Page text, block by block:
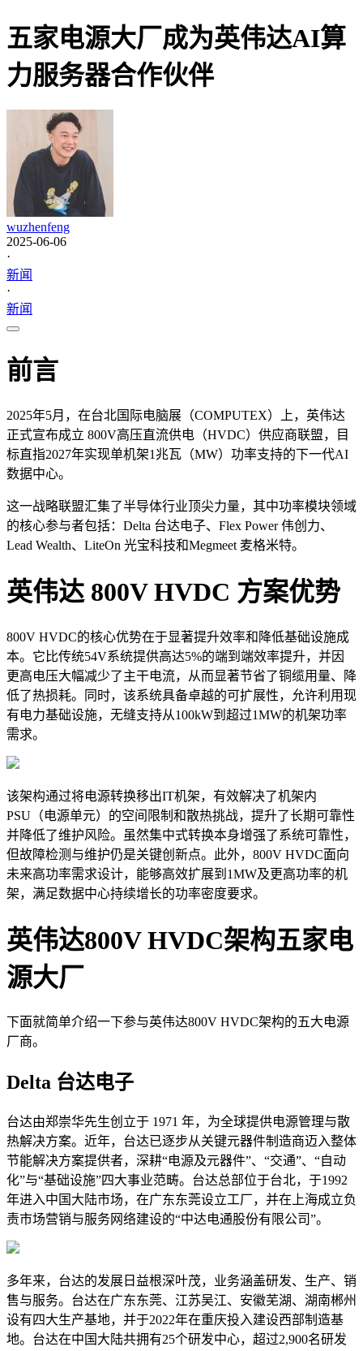
五家电源大厂成为英伟达AI算
力服务器合作伙伴
wuzhenfeng
2025-06-06
·
新闻
·
新闻
前言
2025年5月，在台北国际电脑展（COMPUTEX）上，英伟达
正式宣布成立 800V高压直流供电（HVDC）供应商联盟，目
标直指2027年实现单机架1兆瓦（MW）功率支持的下一代AI
数据中心。
这一战略联盟汇集了半导体行业顶尖力量，其中功率模块领域
的核心参与者包括：Delta 台达电子、Flex Power 伟创力、
Lead Wealth、LiteOn 光宝科技和Megmeet 麦格米特。
英伟达 800V HVDC 方案优势
800V HVDC的核心优势在于显著提升效率和降低基础设施成
本。它比传统54V系统提供高达5%的端到端效率提升，并因
更高电压大幅减少了主干电流，从而显著节省了铜缆用量、降
低了热损耗。同时，该系统具备卓越的可扩展性，允许利用现
有电力基础设施，无缝支持从100kW到超过1MW的机架功率
需求。
该架构通过将电源转换移出IT机架，有效解决了机架内
PSU （电源单元） 的空间限制和散热挑战，提升了长期可靠性
并降低了维护风险。虽然集中式转换本身增强了系统可靠性，
但故障检测与维护仍是关键创新点。此外，800V HVDC面向
未来高功率需求设计，能够高效扩展到1MW及更高功率的机
架，满足数据中心持续增长的功率密度要求。
英伟达800V HVDC架构五家电
源大厂
下面就简单介绍一下参与英伟达800V HVDC架构的五大电源
厂商。
Delta 台达电子
台达由郑崇华先生创立于 1971 年，为全球提供电源管理与散
热解决方案。近年，台达已逐步从关键元器件制造商迈入整体
节能解决方案提供者，深耕“电源及元器件”、“交通”、“自动
化”与“基础设施”四大事业范畴。台达总部位于台北，于1992
年进入中国大陆市场，在广东东莞设立工厂，并在上海成立负
责市场营销与服务网络建设的“中达电通股份有限公司”。
多年来，台达的发展日益根深叶茂，业务涵盖研发、生产、销
售与服务。台达在广东东莞、江苏吴江、安徽芜湖、湖南郴州
设有四大生产基地，并于2022年在重庆投入建设西部制造基
地。台达在中国大陆共拥有25个研发中心，超过2,900名研发